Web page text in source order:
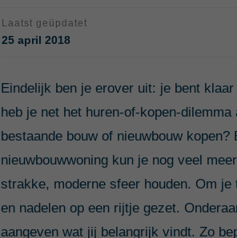
Laatst geüpdatet
25 april 2018
Eindelijk ben je erover uit: je bent
heb je net het huren-of-kopen-
bestaande bouw of nieuwbouw
nieuwbouwwoning kun je nog veel
strakke, moderne sfeer houden. Om
en nadelen op een rijtje gezet.
aangeven wat jij belangrijk vindt. Zo